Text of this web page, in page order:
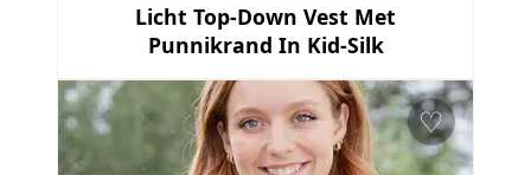
Licht Top-Down Vest Met
Punnikrand In Kid-Silk
♡